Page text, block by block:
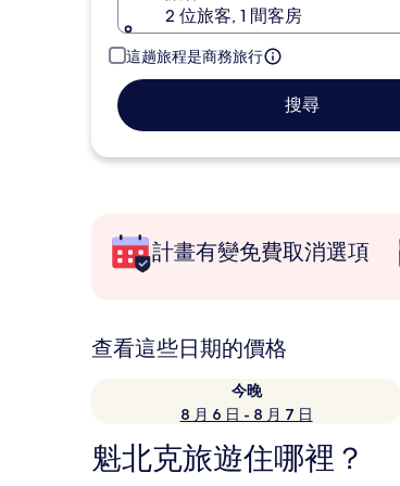
2 位旅客, 1 間客房
這趟旅程是商務旅行
搜尋
計畫有變免費取消選項
查看這些日期的價格
今晚
8 月 6 日 - 8 月 7 日
魁北克旅遊住哪裡？